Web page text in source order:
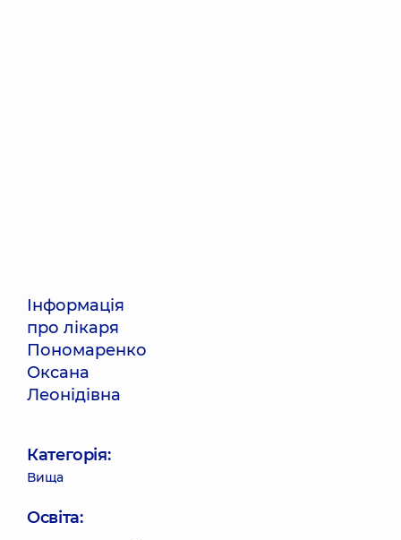
Інформація
про лікаря
Пономаренко
Оксана
Леонідівна
Категорія:
Вища
Освіта: